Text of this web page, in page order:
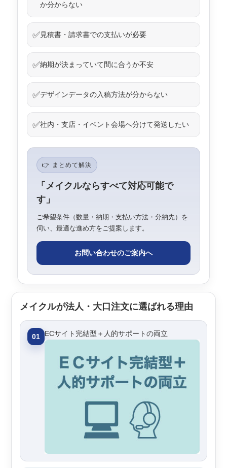
か分からない
✅見積書・請求書での支払いが必要
✅納期が決まっていて間に合うか不安
✅デザインデータの入稿方法が分からない
✅社内・支店・イベント会場へ分けて発送したい
👉 まとめて解決
「メイクルならすべて対応可能で
す」
ご希望条件（数量・納期・支払い方法・分納先）を
伺い、最適な進め方をご提案します。
お問い合わせのご案内へ
メイクルが法人・大口注文に選ばれる理由
01 ECサイト完結型＋人的サポートの両立